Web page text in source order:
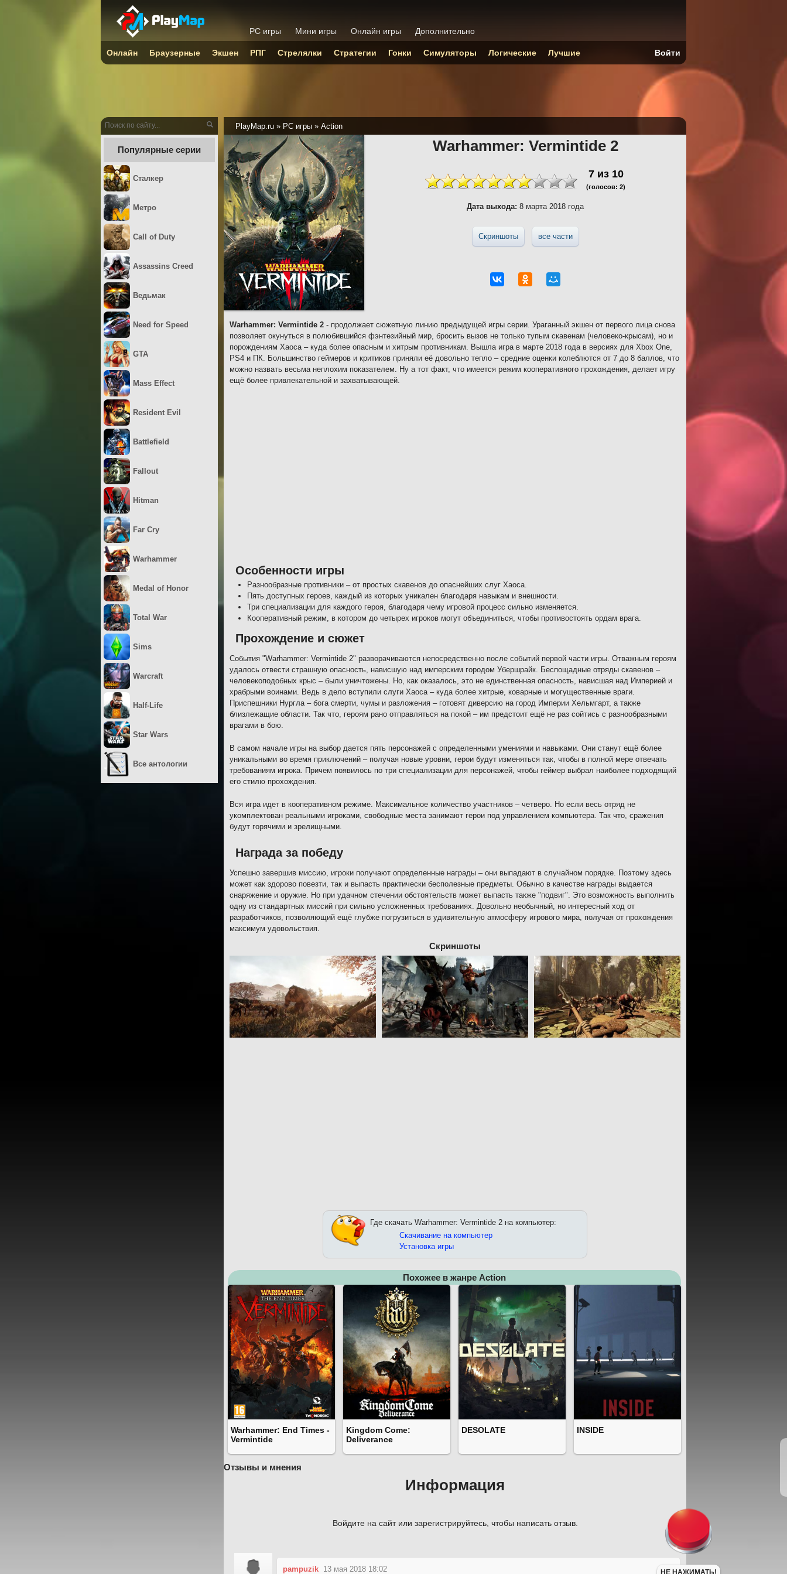
PlayMap.ru » PC игры » Action
Warhammer: Vermintide 2
7из 10
(голосов: 2)
Дата выхода: 8 марта 2018 года
Скриншоты все части
Warhammer: Vermintide 2 - продолжает сюжетную линию предыдущей игры серии. Ураганный экшен от первого лица снова
позволяет окунуться в полюбившийся фэнтезийный мир, бросить вызов не только тупым скавенам (человеко-крысам), но и
порождениям Хаоса – куда более опасным и хитрым противникам. Вышла игра в марте 2018 года в версиях для Xbox One,
PS4 и ПК. Большинство геймеров и критиков приняли её довольно тепло – средние оценки колеблются от 7 до 8 баллов, что
можно назвать весьма неплохим показателем. Ну а тот факт, что имеется режим кооперативного прохождения, делает игру
ещё более привлекательной и захватывающей.
Особенности игры
Разнообразные противники – от простых скавенов до опаснейших слуг Хаоса.
Пять доступных героев, каждый из которых уникален благодаря навыкам и внешности.
Три специализации для каждого героя, благодаря чему игровой процесс сильно изменяется.
Кооперативный режим, в котором до четырех игроков могут объединиться, чтобы противостоять ордам врага.
Прохождение и сюжет
События "Warhammer: Vermintide 2" разворачиваются непосредственно после событий первой части игры. Отважным героям
удалось отвести страшную опасность, нависшую над имперским городом Убершрайк. Беспощадные отряды скавенов –
человекоподобных крыс – были уничтожены. Но, как оказалось, это не единственная опасность, нависшая над Империей и
храбрыми воинами. Ведь в дело вступили слуги Хаоса – куда более хитрые, коварные и могущественные враги.
Приспешники Нургла – бога смерти, чумы и разложения – готовят диверсию на город Империи Хельмгарт, а также
близлежащие области. Так что, героям рано отправляться на покой – им предстоит ещё не раз сойтись с разнообразными
врагами в бою.
В самом начале игры на выбор дается пять персонажей с определенными умениями и навыками. Они станут ещё более
уникальными во время приключений – получая новые уровни, герои будут изменяться так, чтобы в полной мере отвечать
требованиям игрока. Причем появилось по три специализации для персонажей, чтобы геймер выбрал наиболее подходящий
его стилю прохождения.
Вся игра идет в кооперативном режиме. Максимальное количество участников – четверо. Но если весь отряд не
укомплектован реальными игроками, свободные места занимают герои под управлением компьютера. Так что, сражения
будут горячими и зрелищными.
Награда за победу
Успешно завершив миссию, игроки получают определенные награды – они выпадают в случайном порядке. Поэтому здесь
может как здорово повезти, так и выпасть практически бесполезные предметы. Обычно в качестве награды выдается
снаряжение и оружие. Но при удачном стечении обстоятельств может выпасть также "подвиг". Это возможность выполнить
одну из стандартных миссий при сильно усложненных требованиях. Довольно необычный, но интересный ход от
разработчиков, позволяющий ещё глубже погрузиться в удивительную атмосферу игрового мира, получая от прохождения
максимум удовольствия.
Скриншоты
Где скачать Warhammer: Vermintide 2 на компьютер:
Скачивание на компьютер
Установка игры
Похожее в жанре Action
Warhammer: End Times -
Vermintide
Kingdom Come:
Deliverance
DESOLATE INSIDE
Отзывы и мнения
Информация
Войдите на сайт или зарегистрируйтесь, чтобы написать отзыв.
pampuzik 13 мая 2018 18:02
Популярные серии
Сталкер
Метро
Call of Duty
Assassins Creed
Ведьмак
Need for Speed
GTA
Mass Effect
Resident Evil
Battlefield
Fallout
Hitman
Far Cry
Warhammer
Medal of Honor
Total War
Sims
Warcraft
Half-Life
Star Wars
Все антологии
PC игры Мини игры Онлайн игры Дополнительно
Онлайн Браузерные Экшен РПГ Стрелялки Стратегии Гонки Симуляторы Логические Лучшие Войти
НЕ НАЖИМАТЬ!